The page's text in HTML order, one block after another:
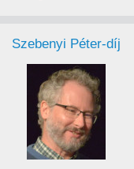
Szebenyi Péter-díj